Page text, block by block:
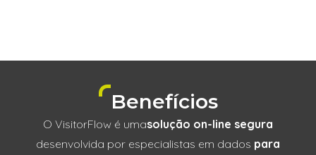
Benefícios
O VisitorFlow é umasolução on-line segura
desenvolvida por especialistas em dados para